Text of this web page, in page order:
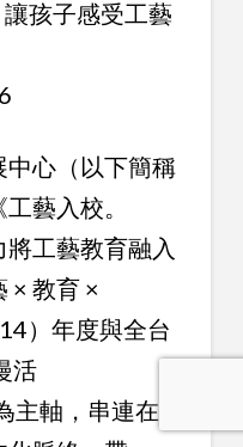
孩子感受工藝
中心（以下簡稱
藝入校。
工藝教育融入
× 教育 ×
）年度與全台
活
主軸，串連在